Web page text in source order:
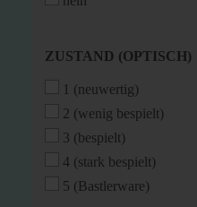
ZUSTAND
ZUSTAND (OPTISCH)
1 (neuwertig)
2 (wenig bespielt)
3 (bespielt)
4 (stark bespielt)
5 (Bastlerware)